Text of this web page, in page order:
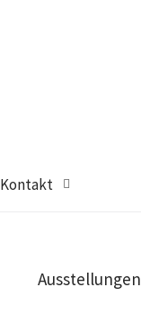
Kontakt
Ausstellungen